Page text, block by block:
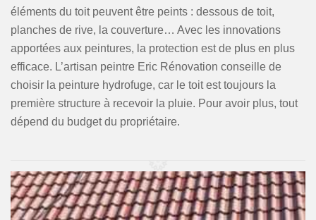
éléments du toit peuvent être peints : dessous de toit,
planches de rive, la couverture… Avec les innovations
apportées aux peintures, la protection est de plus en plus
efficace. L’artisan peintre Eric Rénovation conseille de
choisir la peinture hydrofuge, car le toit est toujours la
première structure à recevoir la pluie. Pour avoir plus, tout
dépend du budget du propriétaire.